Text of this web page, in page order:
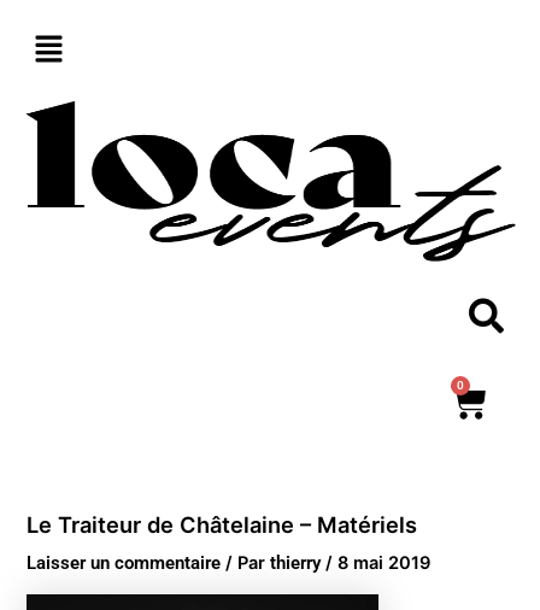
0
Le Traiteur de Châtelaine – Matériels
Laisser un commentaire / Parthierry/8 mai 2019